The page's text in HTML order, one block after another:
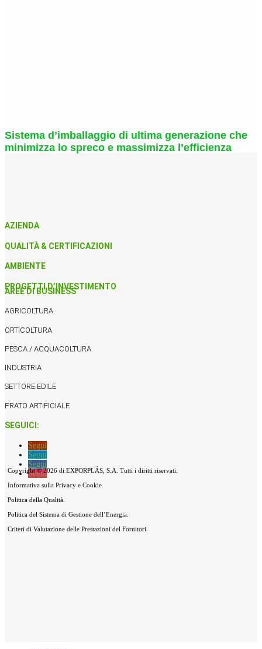
Sistema d’imballaggio di ultima generazione che
minimizza lo spreco e massimizza l’efficienza
AZIENDA
QUALITÀ & CERTIFICAZIONI
AMBIENTE
PROGETTI D’INVESTIMENTO
AREE DI BUSINESS
AGRICOLTURA
ORTICOLTURA
PESCA / ACQUACOLTURA
INDUSTRIA
SETTORE EDILE
PRATO ARTIFICIALE
SEGUICI:
Segui
Segui
Segui
Segui
Copyright © 2026 di EXPORPLÁS, S.A. Tutti i diritti riservati.
Informativa sulla Privacy e Cookie.
Politica della Qualità.
Politica del Sistema di Gestione dell’Energia.
Criteri di Valutazione delle Prestazioni del Fornitori.